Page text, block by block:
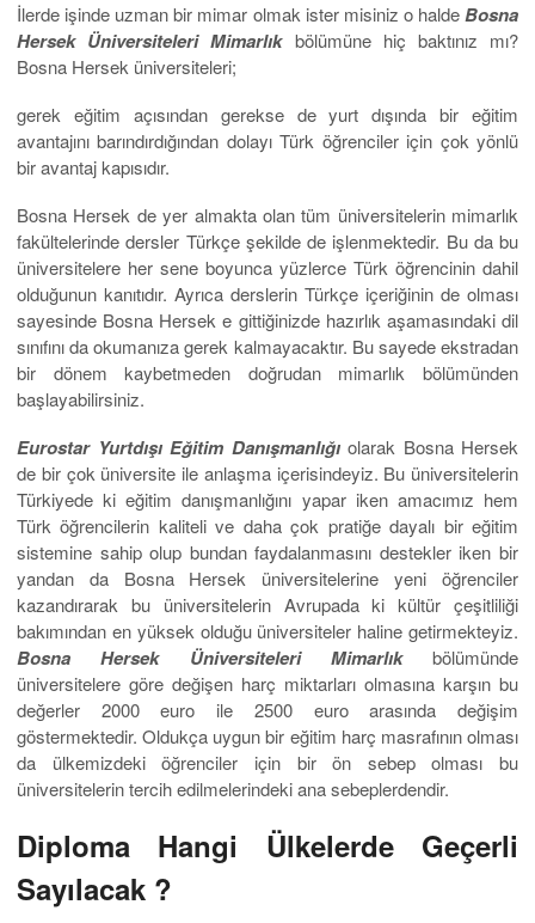
İlerde işinde uzman bir mimar olmak ister misiniz o haldeBosna
Hersek Üniversiteleri Mimarlıkbölümüne hiç baktınız mı?
Bosna Hersek üniversiteleri;
gerek eğitim açısından gerekse de yurt dışında bir eğitim
avantajını barındırdığından dolayı Türk öğrenciler için çok yönlü
bir avantaj kapısıdır.
Bosna Hersek de yer almakta olan tüm üniversitelerin mimarlık
fakültelerinde dersler Türkçe şekilde de işlenmektedir. Bu da bu
üniversitelere her sene boyunca yüzlerce Türk öğrencinin dahil
olduğunun kanıtıdır. Ayrıca derslerin Türkçe içeriğinin de olması
sayesinde Bosna Hersek e gittiğinizde hazırlık aşamasındaki dil
sınıfını da okumanıza gerek kalmayacaktır. Bu sayede ekstradan
bir dönem kaybetmeden doğrudan mimarlık bölümünden
başlayabilirsiniz.
Eurostar Yurtdışı Eğitim Danışmanlığı olarak Bosna Hersek
de bir çok üniversite ile anlaşma içerisindeyiz. Bu üniversitelerin
Türkiyede ki eğitim danışmanlığını yapar iken amacımız hem
Türk öğrencilerin kaliteli ve daha çok pratiğe dayalı bir eğitim
sistemine sahip olup bundan faydalanmasını destekler iken bir
yandan da Bosna Hersek üniversitelerine yeni öğrenciler
kazandırarak bu üniversitelerin Avrupada ki kültür çeşitliliği
bakımından en yüksek olduğu üniversiteler haline getirmekteyiz.
Bosna Hersek Üniversiteleri Mimarlık bölümünde
üniversitelere göre değişen harç miktarları olmasına karşın bu
değerler 2000 euro ile 2500 euro arasında değişim
göstermektedir. Oldukça uygun bir eğitim harç masrafının olması
da ülkemizdeki öğrenciler için bir ön sebep olması bu
üniversitelerin tercih edilmelerindeki ana sebeplerdendir.
Diploma Hangi Ülkelerde Geçerli
Sayılacak ?